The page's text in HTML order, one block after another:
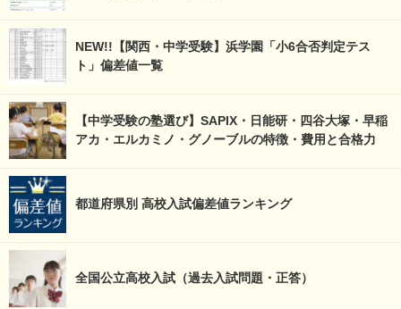
NEW!!【関西・中学受験】浜学園「小6合否判定テス
ト」偏差値一覧
【中学受験の塾選び】SAPIX・日能研・四谷大塚・早稲
アカ・エルカミノ・グノーブルの特徴・費用と合格力
都道府県別 高校入試偏差値ランキング
全国公立高校入試（過去入試問題・正答）